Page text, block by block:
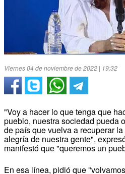
Viernes 04 de noviembre de 2022 | 19:32
"Voy a hacer lo que tenga que
pueblo, nuestra sociedad pueda
de país que vuelva a recuperar
alegría de nuestra gente",
manifestó que "queremos un
En esa línea, pidió que